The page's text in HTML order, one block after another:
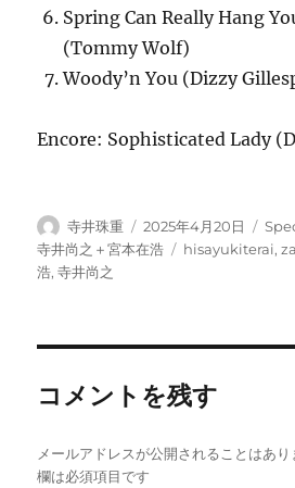
Spring Can Really Hang
(Tommy Wolf)
Woody’n You (Dizzy
Encore: Sophisticated Lady
投
稿
者
寺井珠重
投
稿
2025年4月20日
カ
テ
寺井尚之＋宮本在浩
タ
hisayukiterai,
浩,寺井尚之
コメントを残す
メールアドレスが公開されることはあり
欄は必須項目です